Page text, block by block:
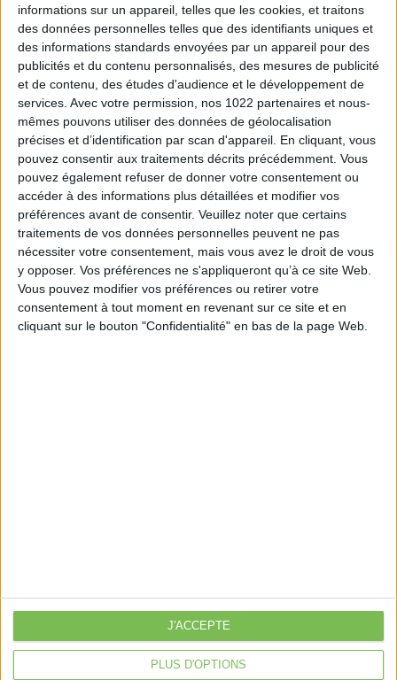
informations sur un appareil, telles que les cookies, et traitons
des données personnelles telles que des identifiants uniques et
des informations standards envoyées par un appareil pour des
publicités et du contenu personnalisés, des mesures de publicité
et de contenu, des études d'audience et le développement de
services. Avec votre permission, nos 1022 partenaires et nous-
mêmes pouvons utiliser des données de géolocalisation
précises et d’identification par scan d'appareil. En cliquant, vous
pouvez consentir aux traitements décrits précédemment. Vous
pouvez également refuser de donner votre consentement ou
accéder à des informations plus détaillées et modifier vos
préférences avant de consentir. Veuillez noter que certains
traitements de vos données personnelles peuvent ne pas
nécessiter votre consentement, mais vous avez le droit de vous
y opposer. Vos préférences ne s'appliqueront qu’à ce site Web.
Vous pouvez modifier vos préférences ou retirer votre
consentement à tout moment en revenant sur ce site et en
cliquant sur le bouton "Confidentialité" en bas de la page Web.
PLUS D'OPTIONS
J'ACCEPTE
La loi du 10 mai 2024 visant à renforcer la lutte
contre les dérives sectaires et à améliorer
l’accompagnement des victimes prévoit plusieurs
mesures qui vont impacter certains professionnels
de santé, dont les masseurs-kinésithérapeutes.
https://www.eurex.fr/k4_21801717/
À la une
Déclaration Impôt sur le Revenu